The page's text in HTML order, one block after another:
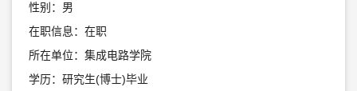
性别：男
在职信息：在职
所在单位：集成电路学院
学历：研究生(博士)毕业